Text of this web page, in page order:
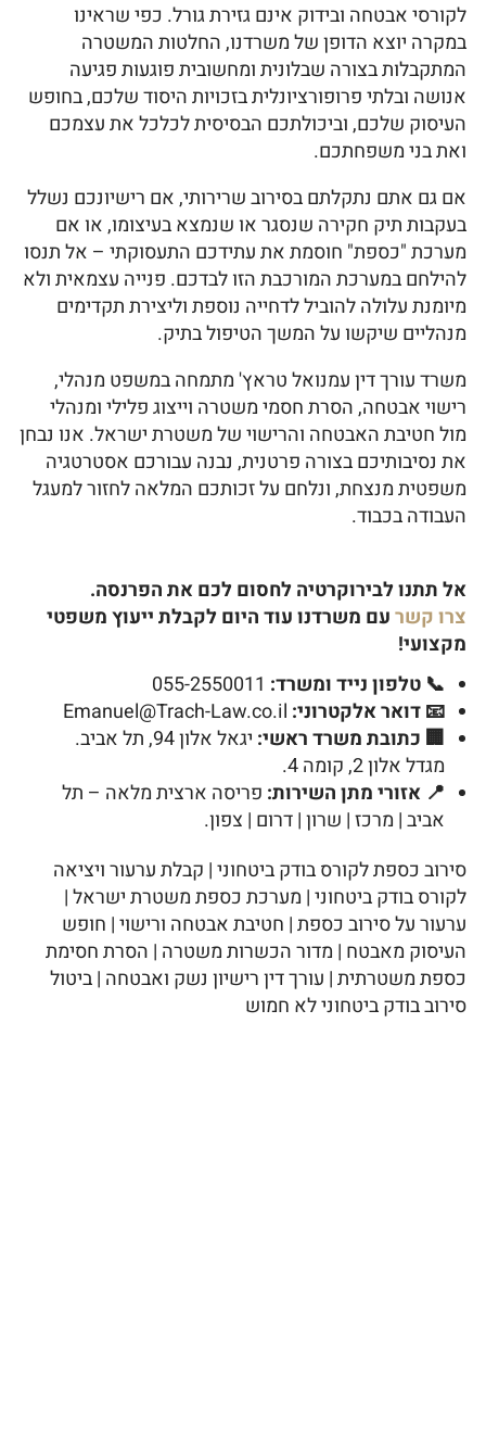
לקורסי אבטחה ובידוק אינם גזירת גורל. כפי שראינו
במקרה יוצא הדופן של משרדנו, החלטות המשטרה
המתקבלות בצורה שבלונית ומחשובית פוגעות פגיעה
אנושה ובלתי פרופורציונלית בזכויות היסוד שלכם, בחופש
העיסוק שלכם, וביכולתכם הבסיסית לכלכל את עצמכם
ואת בני משפחתכם.
אם גם אתם נתקלתם בסירוב שרירותי, אם רישיונכם נשלל
בעקבות תיק חקירה שנסגר או שנמצא בעיצומו, או אם
מערכת "כספת" חוסמת את עתידכם התעסוקתי – אל תנסו
להילחם במערכת המורכבת הזו לבדכם. פנייה עצמאית ולא
מיומנת עלולה להוביל לדחייה נוספת וליצירת תקדימים
מנהליים שיקשו על המשך הטיפול בתיק.
משרד עורך דין עמנואל טראץ' מתמחה במשפט מנהלי,
רישוי אבטחה, הסרת חסמי משטרה וייצוג פלילי ומנהלי
מול חטיבת האבטחה והרישוי של משטרת ישראל. אנו נבחן
את נסיבותיכם בצורה פרטנית, נבנה עבורכם אסטרטגיה
משפטית מנצחת, ונלחם על זכותכם המלאה לחזור למעגל
העבודה בכבוד.
אל תתנו לבירוקרטיה לחסום לכם את הפרנסה.
צרו קשרעם משרדנו עוד היום לקבלת ייעוץ משפטי
מקצועי!
📞 טלפון נייד ומשרד:
📧 דואר אלקטרוני:
🏢 כתובת משרד ראשי:
יגאל אלון 94, תל אביב.
מגדל אלון 2, קומה 4.
📍 אזורי מתן השירות: פריסה ארצית מלאה – תל
אביב | מרכז | שרון | דרום | צפון.
סירוב כספת לקורס בודק ביטחוני | קבלת ערעור ויציאה
לקורס בודק ביטחוני | מערכת כספת משטרת ישראל |
ערעור על סירוב כספת | חטיבת אבטחה ורישוי | חופש
העיסוק מאבטח | מדור הכשרות משטרה | הסרת חסימת
כספת משטרתית | עורך דין רישיון נשק ואבטחה | ביטול
סירוב בודק ביטחוני לא חמוש